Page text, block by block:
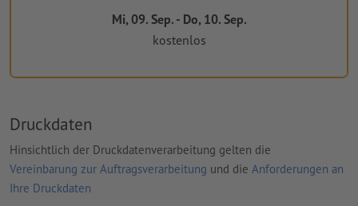
Mi, 09. Sep. - Do, 10. Sep.
kostenlos
Druckdaten
Hinsichtlich der Druckdatenverarbeitung gelten die
Vereinbarung zur Auftragsverarbeitung und die Anforderungen an
Ihre Druckdaten